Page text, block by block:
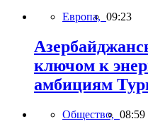
Европа, 09:23
ключом к
амбициям
Общество, 08:59